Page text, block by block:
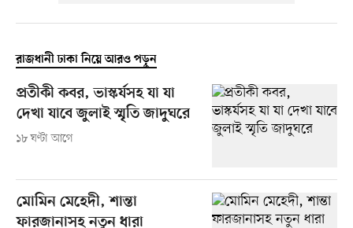
রাজধানী ঢাকা নিয়ে আরও পড়ুন
প্রতীকী কবর, ভাস্কর্যসহ যা যা
দেখা যাবে জুলাই স্মৃতি জাদুঘরে
১৮ ঘণ্টা আগে
মোমিন মেহেদী, শান্তা
ফারজানাসহ নতুন ধারা